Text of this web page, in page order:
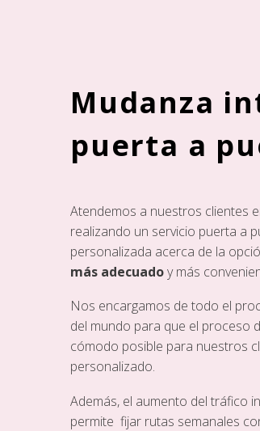
Mudanza
puerta a
Atendemos a nuestros clientes
realizando un servicio puerta a
personalizada acerca de la
más adecuadoy más
Nos encargamos de todo el
del mundo para que el proceso
cómodo posible para nuestros
personalizado.
Además, el aumento del tráfico
permite fijar rutas semanales